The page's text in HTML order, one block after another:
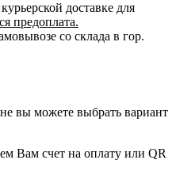
доставке для
предоплата.
со склада в гор.
вы можете выбрать вариант
счет на оплату или QR